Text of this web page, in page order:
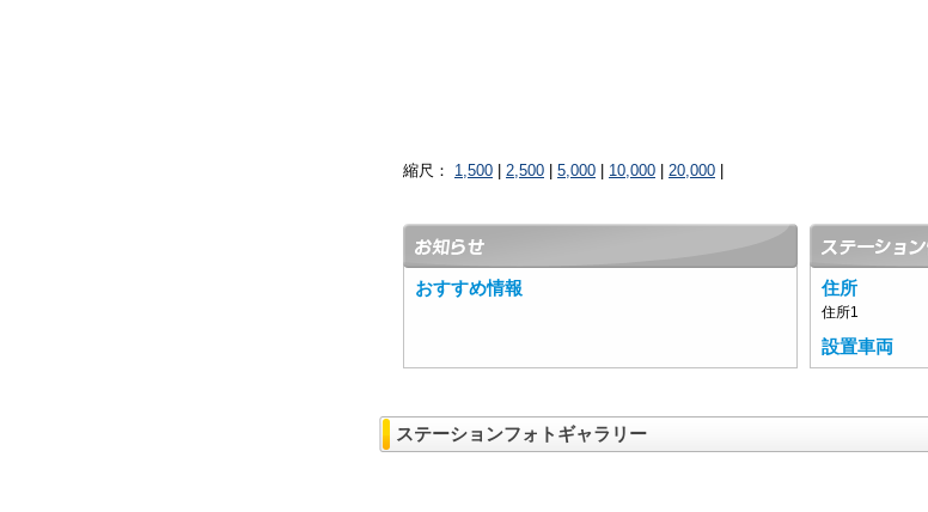
縮尺： 1,500 2,500 5,000 10,000 20,000
おすすめ情報 住所
住所1
設置車両
ステーションフォトギャラリー